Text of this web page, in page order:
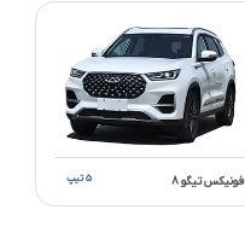
فونیکس تیگو ۸ ۵ تیپ